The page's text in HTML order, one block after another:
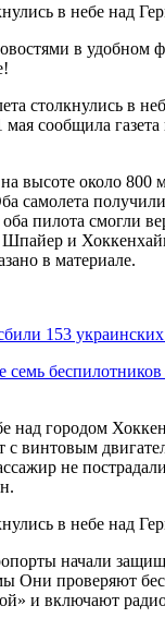
в удобном
столкнулись в
сообщила газета
высоте около 800
самолета
пилота смогли
Шпайер и
в материале.
153
беспилотников
над городом
с винтовым
не
начали
Они проверяют
и включают